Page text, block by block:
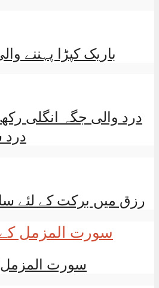
باریک کپڑا پہننے
درد والی جگہ انگلی
رزق میں برکت کے لئے
سورت المزمل